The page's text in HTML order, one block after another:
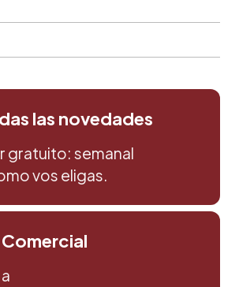
las novedades
gratuito: semanal
vos eligas.